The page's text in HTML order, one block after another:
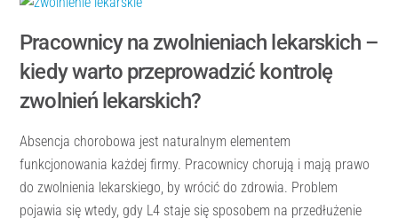
Pracownicy na zwolnieniach lekarskich –
kiedy warto przeprowadzić kontrolę
zwolnień lekarskich?
Absencja chorobowa jest naturalnym elementem
funkcjonowania każdej firmy. Pracownicy chorują i mają prawo
do zwolnienia lekarskiego, by wrócić do zdrowia. Problem
pojawia się wtedy, gdy L4 staje się sposobem na przedłużenie